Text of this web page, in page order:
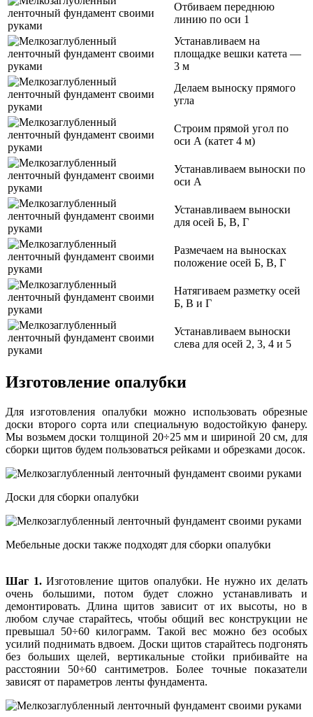
Отбиваем переднюю
линию по оси 1
Устанавливаем на
площадке вешки катета —
3 м
Делаем выноску прямого
угла
Строим прямой угол по
оси А (катет 4 м)
Устанавливаем выноски по
оси А
Устанавливаем выноски
для осей Б, В, Г
Размечаем на выносках
положение осей Б, В, Г
Натягиваем разметку осей
Б, В и Г
Устанавливаем выноски
слева для осей 2, 3, 4 и 5
Изготовление опалубки
Для изготовления опалубки можно использовать обрезные
доски второго сорта или специальную водостойкую фанеру.
Мы возьмем доски толщиной 20÷25 мм и шириной 20 см, для
сборки щитов будем пользоваться рейками и обрезками досок.
Доски для сборки опалубки
Мебельные доски также подходят для сборки опалубки
Шаг 1.Изготовление щитов опалубки. Не нужно их делать
очень большими, потом будет сложно устанавливать и
демонтировать. Длина щитов зависит от их высоты, но в
любом случае старайтесь, чтобы общий вес конструкции не
превышал 50÷60 килограмм. Такой вес можно без особых
усилий поднимать вдвоем. Доски щитов старайтесь подгонять
без больших щелей, вертикальные стойки прибивайте на
расстоянии 50÷60 сантиметров. Более точные показатели
зависят от параметров ленты фундамента.